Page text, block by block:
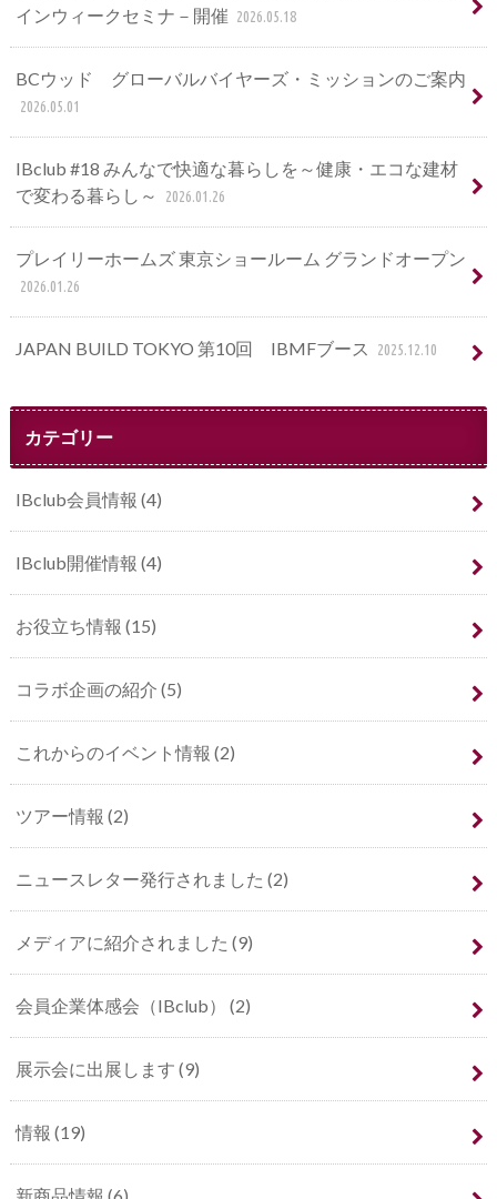
インウィークセミナ－開催 2026.05.18
BCウッド グローバルバイヤーズ・ミッションのご案内
2026.05.01
IBclub #18 みんなで快適な暮らしを～健康・エコな建材
で変わる暮らし～
2026.01.26
プレイリーホームズ 東京ショールーム グランドオープン
2026.01.26
JAPAN BUILD TOKYO 第10回 IBMFブース 2025.12.10
カテゴリー
IBclub会員情報 (4)
IBclub開催情報 (4)
お役立ち情報 (15)
コラボ企画の紹介 (5)
これからのイベント情報 (2)
ツアー情報 (2)
ニュースレター発行されました (2)
メディアに紹介されました (9)
会員企業体感会（IBclub） (2)
展示会に出展します (9)
情報 (19)